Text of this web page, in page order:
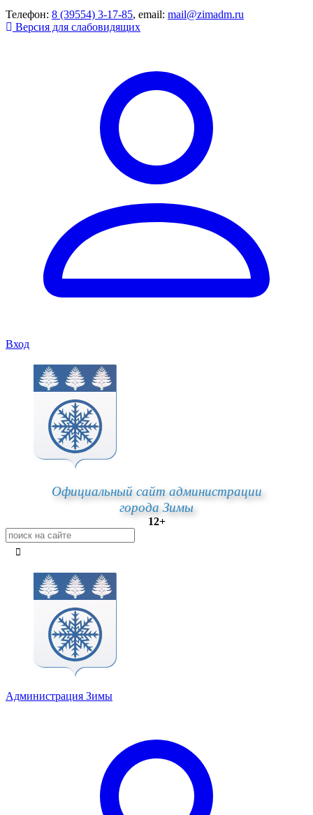
Телефон: 8 (39554) 3-17-85, email: mail@zimadm.ru
Версия для слабовидящих
Вход
Официальный сайт администрации
города Зимы
12+
Администрация Зимы